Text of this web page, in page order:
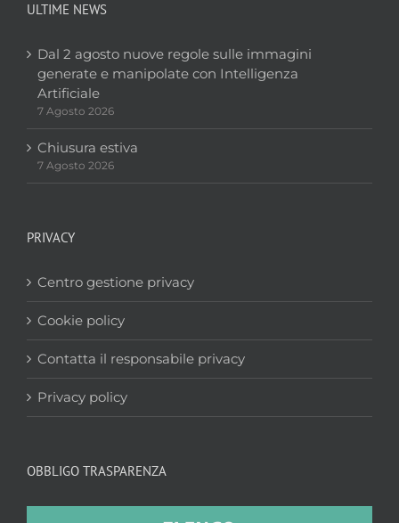
ULTIME NEWS
Dal 2 agosto nuove regole sulle immagini
generate e manipolate con Intelligenza
Artificiale
7 Agosto 2026
Chiusura estiva
7 Agosto 2026
PRIVACY
Centro gestione privacy
Cookie policy
Contatta il responsabile privacy
Privacy policy
OBBLIGO TRASPARENZA